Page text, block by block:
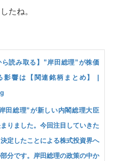
たね。
ら読み取る】”岸田総理”が株価
影響は【関連銘柄まとめ】 |
田総理”が新しい内閣総理大臣
りました。今回注目していきた
定したことによる株式投資界へ
分です。岸田総理の政策の中か